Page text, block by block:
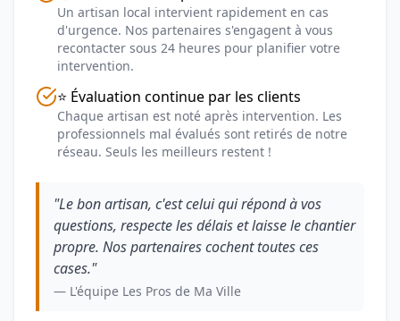
Un artisan local intervient rapidement en cas
d'urgence. Nos partenaires s'engagent à vous
recontacter sous 24 heures pour planifier votre
intervention.
⭐ Évaluation continue par les clients
Chaque artisan est noté après intervention. Les
professionnels mal évalués sont retirés de notre
réseau. Seuls les meilleurs restent !
"Le bon artisan, c'est celui qui répond à vos
questions, respecte les délais et laisse le chantier
propre. Nos partenaires cochent toutes ces
cases."
— L'équipe Les Pros de Ma Ville